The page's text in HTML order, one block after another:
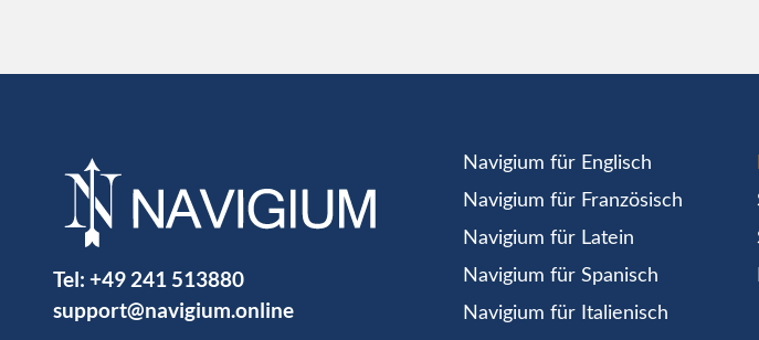
Tel: +49 241 513880
support@navigium.online
Navigium für Englisch
Navigium für Französisch
Navigium für Latein
Navigium für Spanisch
Navigium für Italienisch